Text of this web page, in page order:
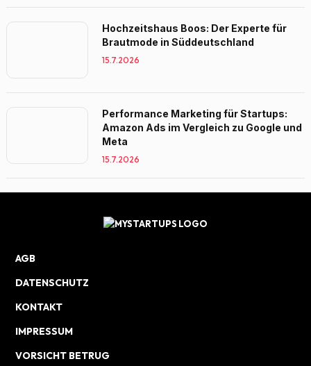
Hochzeitshaus Boos: Der Experte für
Brautmode in Süddeutschland
15.7.2026
Performance Marketing für Startups:
Amazon Ads im Vergleich zu Google und
Meta
15.7.2026
AGB
DATENSCHUTZ
KONTAKT
IMPRESSUM
VORSICHT BETRUG